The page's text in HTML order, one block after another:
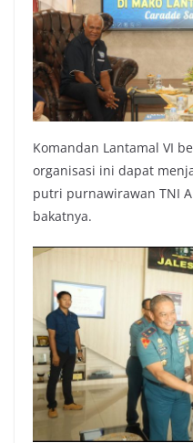
Komandan Lantamal VI
organisasi ini dapat
putri purnawirawan TNI
bakatnya.